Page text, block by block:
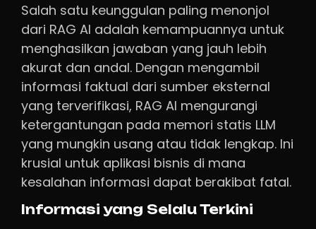
Salah satu keunggulan paling menonjol
dari RAG AI adalah kemampuannya untuk
menghasilkan jawaban yang jauh lebih
akurat dan andal. Dengan mengambil
informasi faktual dari sumber eksternal
yang terverifikasi, RAG AI mengurangi
ketergantungan pada memori statis LLM
yang mungkin usang atau tidak lengkap. Ini
krusial untuk aplikasi bisnis di mana
kesalahan informasi dapat berakibat fatal.
Informasi yang Selalu Terkini